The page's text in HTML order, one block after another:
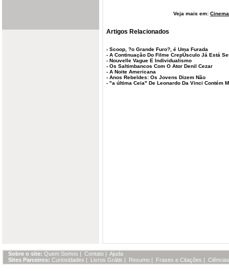
Veja mais em:
Artigos Relacionados
- Scoop, ?o Grande Furo?, é Uma Furada
- A Continuação Do Filme CrepÚsculo Já Está
- Nouvelle Vague E Individualismo
- Os Saltimbancos Com O Ator Denil Cezar
- A Noite Americana
- Anos Rebeldes: Os Jovens Dizem Não
- "a última Ceia" De Leonardo Da Vinci Contém
Sobre o site: Quem Somos | Contato | Ajuda
Sites Parceiros: Curiosidades | Livros Grátis | Resumo | Frases e Citações |